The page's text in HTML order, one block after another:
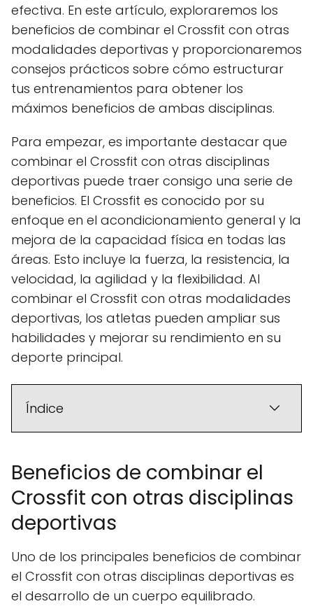
efectiva. En este artículo, exploraremos los
beneficios de combinar el Crossfit con otras
modalidades deportivas y proporcionaremos
consejos prácticos sobre cómo estructurar
tus entrenamientos para obtener los
máximos beneficios de ambas disciplinas.
Para empezar, es importante destacar que
combinar el Crossfit con otras disciplinas
deportivas puede traer consigo una serie de
beneficios. El Crossfit es conocido por su
enfoque en el acondicionamiento general y la
mejora de la capacidad física en todas las
áreas. Esto incluye la fuerza, la resistencia, la
velocidad, la agilidad y la flexibilidad. Al
combinar el Crossfit con otras modalidades
deportivas, los atletas pueden ampliar sus
habilidades y mejorar su rendimiento en su
deporte principal.
Índice
Beneficios de combinar el
Crossfit con otras disciplinas
deportivas
Uno de los principales beneficios de combinar
el Crossfit con otras disciplinas deportivas es
el desarrollo de un cuerpo equilibrado.